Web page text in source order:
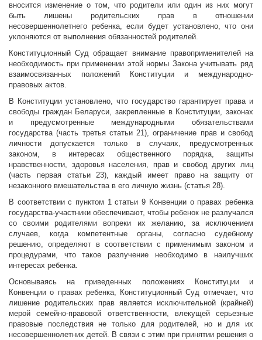
вносится изменение о том, что родители или один из них могут
быть лишены родительских прав в отношении
несовершеннолетнего ребенка, если будет установлено, что они
уклоняются от выполнения обязанностей родителей.
Конституционный Суд обращает внимание правоприменителей на
необходимость при применении этой нормы Закона учитывать ряд
взаимосвязанных положений Конституции и международно-
правовых актов.
В Конституции установлено, что государство гарантирует права и
свободы граждан Беларуси, закрепленные в Конституции, законах
и предусмотренные международными обязательствами
государства (часть третья статьи 21), ограничение прав и свобод
личности допускается только в случаях, предусмотренных
законом, в интересах общественного порядка, защиты
нравственности, здоровья населения, прав и свобод других лиц
(часть первая статьи 23), каждый имеет право на защиту от
незаконного вмешательства в его личную жизнь (статья 28).
В соответствии с пунктом 1 статьи 9 Конвенции о правах ребенка
государства-участники обеспечивают, чтобы ребенок не разлучался
со своими родителями вопреки их желанию, за исключением
случаев, когда компетентные органы, согласно судебному
решению, определяют в соответствии с применимым законом и
процедурами, что такое разлучение необходимо в наилучших
интересах ребенка.
Основываясь на приведенных положениях Конституции и
Конвенции о правах ребенка, Конституционный Суд отмечает, что
лишение родительских прав является исключительной (крайней)
мерой семейно-правовой ответственности, влекущей серьезные
правовые последствия не только для родителей, но и для их
несовершеннолетних детей. В связи с этим при принятии решения о